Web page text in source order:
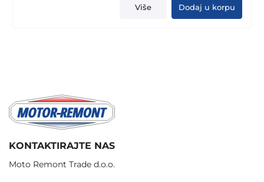
Više Dodaj u korpu
KONTAKTIRAJTE NAS
Moto Remont Trade d.o.o.